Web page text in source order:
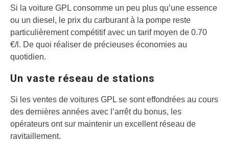
Si la voiture GPL consomme un peu plus qu’une essence
ou un diesel, le prix du carburant à la pompe reste
particulièrement compétitif avec un tarif moyen de 0.70
€/l. De quoi réaliser de précieuses économies au
quotidien.
Un vaste réseau de stations
Si les ventes de voitures GPL se sont effondrées au cours
des dernières années avec l’arrêt du bonus, les
opérateurs ont sur maintenir un excellent réseau de
ravitaillement.